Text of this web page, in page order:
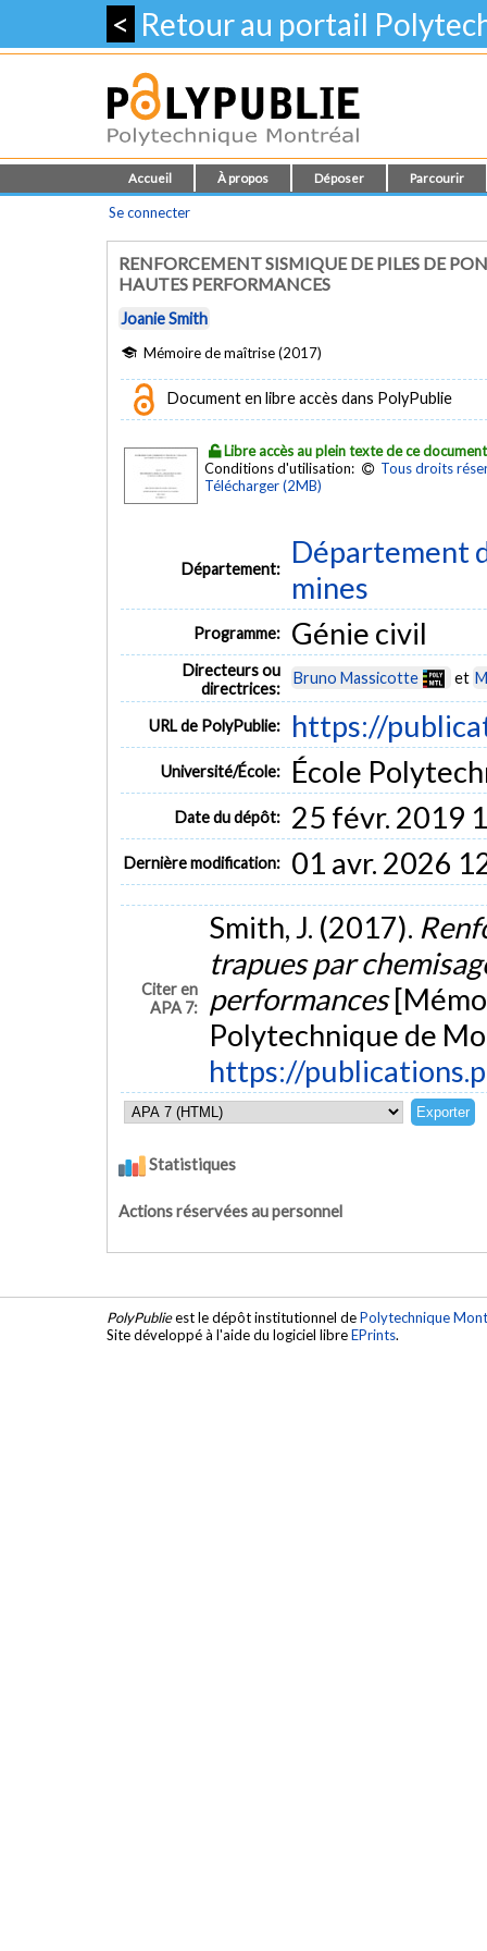
< Retour au portail
Accueil À propos Déposer Parcourir
Se connecter
RENFORCEMENT SISMIQUE DE PILES DE
HAUTES PERFORMANCES
Joanie Smith
Mémoire de maîtrise (2017)
Document en libre accès dans PolyPublie
Libre accès au plein texte de ce document
Conditions d'utilisation:
Tous droits
Télécharger (2MB)
Département:
Département
mines
Programme: Génie civil
Directeurs ou
directrices:
Bruno Massicotte et
URL de PolyPublie: https://
Université/École: École
Date du dépôt: 25 févr. 2019
Dernière modification: 01 avr. 2026
Citer en
APA 7:
Smith, J. (2017).
trapues par
performances
Polytechnique de
https://
Statistiques
Actions réservées au personnel
PolyPublieest le dépôt institutionnel dePolytechnique
Site développé à l'aide du logiciel libreEPrints.